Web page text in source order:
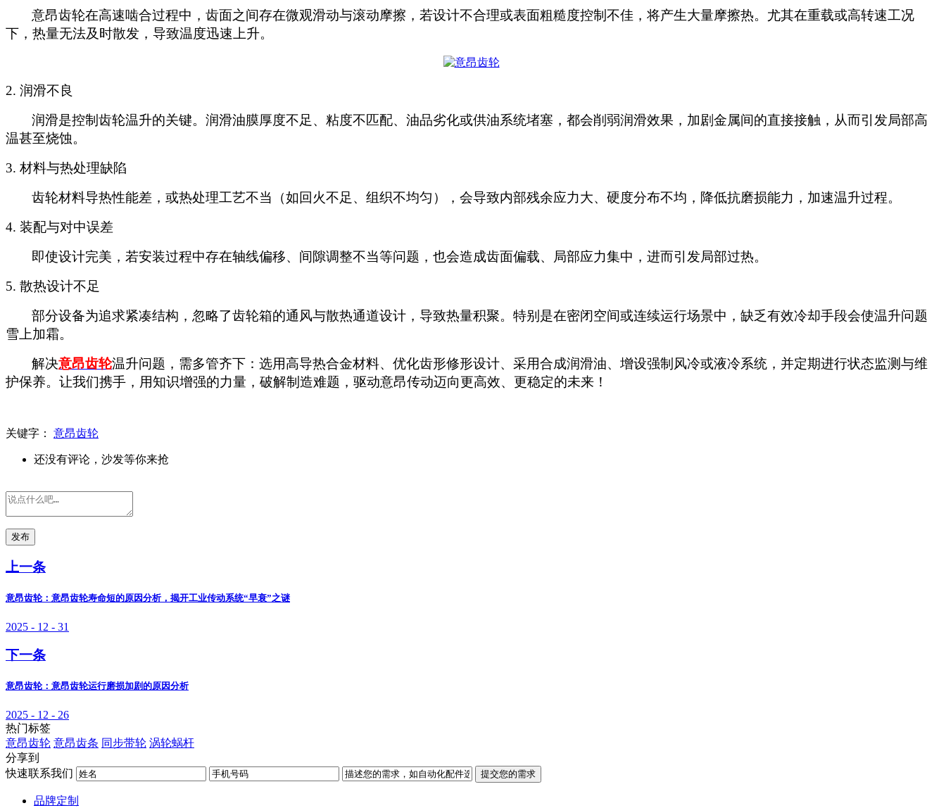
意昂齿轮在高速啮合过程中，齿面之间存在微观滑动与滚动摩擦，若设计不合理或表面粗糙度控制不佳，将产生大量摩擦热。尤其在重载或高转速工况
下，热量无法及时散发，导致温度迅速上升。
2. 润滑不良
润滑是控制齿轮温升的关键。润滑油膜厚度不足、粘度不匹配、油品劣化或供油系统堵塞，都会削弱润滑效果，加剧金属间的直接接触，从而引发局部高
温甚至烧蚀。
3. 材料与热处理缺陷
齿轮材料导热性能差，或热处理工艺不当（如回火不足、组织不均匀），会导致内部残余应力大、硬度分布不均，降低抗磨损能力，加速温升过程。
4. 装配与对中误差
即使设计完美，若安装过程中存在轴线偏移、间隙调整不当等问题，也会造成齿面偏载、局部应力集中，进而引发局部过热。
5. 散热设计不足
部分设备为追求紧凑结构，忽略了齿轮箱的通风与散热通道设计，导致热量积聚。特别是在密闭空间或连续运行场景中，缺乏有效冷却手段会使温升问题
雪上加霜。
解决意昂齿轮温升问题，需多管齐下：选用高导热合金材料、优化齿形修形设计、采用合成润滑油、增设强制风冷或液冷系统，并定期进行状态监测与维
护保养。让我们携手，用知识增强的力量，破解制造难题，驱动意昂传动迈向更高效、更稳定的未来！
关键字： 意昂齿轮
还没有评论，沙发等你来抢
发布
上一条
意昂齿轮：意昂齿轮寿命短的原因分析，揭开工业传动系统“早衰”之谜
2025 - 12 - 31
下一条
意昂齿轮：意昂齿轮运行磨损加剧的原因分析
2025 - 12 - 26
热门标签
意昂齿轮 意昂齿条 同步带轮 涡轮蜗杆
分享到
快速联系我们
提交您的需求
品牌定制